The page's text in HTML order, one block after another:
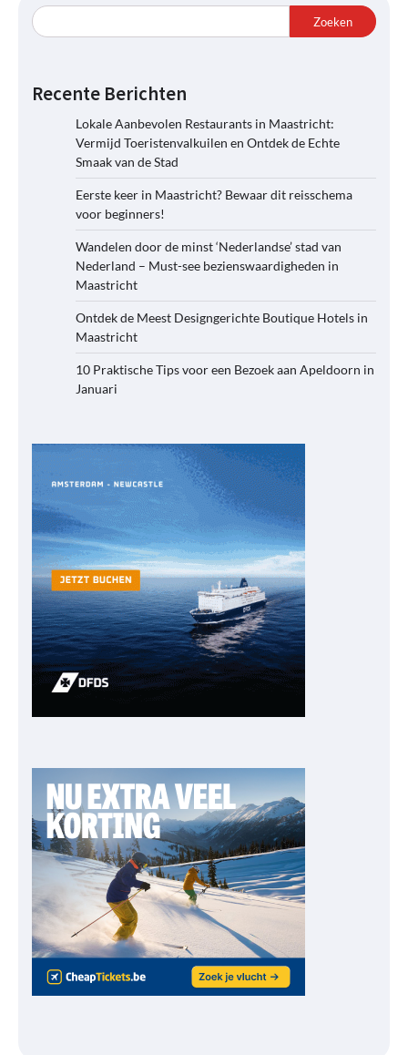
Zoeken
Recente Berichten
Lokale Aanbevolen Restaurants in Maastricht:
Vermijd Toeristenvalkuilen en Ontdek de Echte
Smaak van de Stad
Eerste keer in Maastricht? Bewaar dit reisschema
voor beginners!
Wandelen door de minst ‘Nederlandse’ stad van
Nederland – Must-see bezienswaardigheden in
Maastricht
Ontdek de Meest Designgerichte Boutique Hotels in
Maastricht
10 Praktische Tips voor een Bezoek aan Apeldoorn in
Januari